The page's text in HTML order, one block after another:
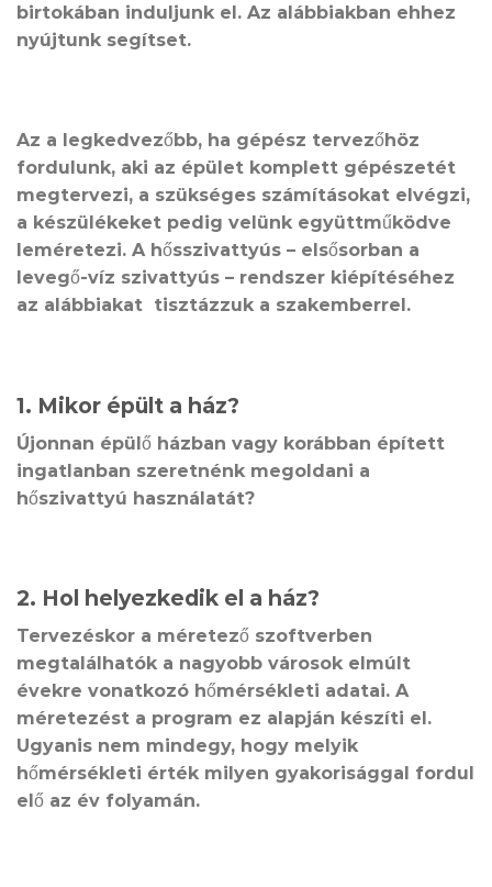
birtokában induljunk el. Az alábbiakban ehhez
nyújtunk segítset.
Az a legkedvezőbb, ha gépész tervezőhöz
fordulunk, aki az épület komplett gépészetét
megtervezi, a szükséges számításokat elvégzi,
a készülékeket pedig velünk együttműködve
leméretezi. A hősszivattyús – elsősorban a
levegő-víz szivattyús – rendszer kiépítéséhez
az alábbiakat tisztázzuk a szakemberrel.
1. Mikor épült a ház?
Újonnan épülő házban vagy korábban épített
ingatlanban szeretnénk megoldani a
hőszivattyú használatát?
2. Hol helyezkedik el a ház?
Tervezéskor a méretező szoftverben
megtalálhatók a nagyobb városok elmúlt
évekre vonatkozó hőmérsékleti adatai. A
méretezést a program ez alapján készíti el.
Ugyanis nem mindegy, hogy melyik
hőmérsékleti érték milyen gyakorisággal fordul
elő az év folyamán.